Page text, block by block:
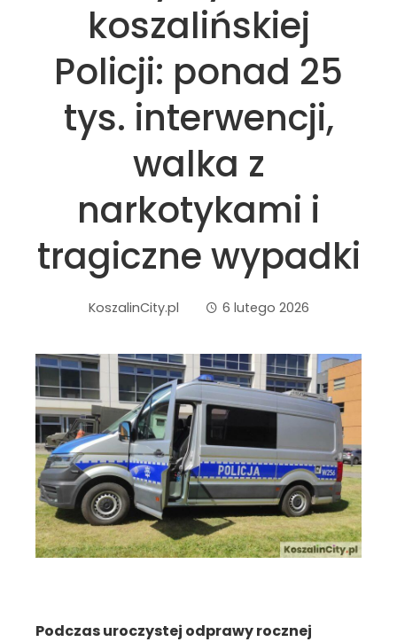
koszalińskiej
Policji: ponad 25
tys. interwencji,
walka z
narkotykami i
tragiczne wypadki
KoszalinCity.pl 6 lutego 2026
Podczas uroczystej odprawy rocznej